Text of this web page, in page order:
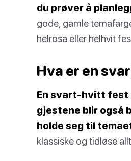
du prøver å
gode, gamle
helrosa eller helhvit
Hva er en
En svart-hvitt fest
gjestene blir også
holde seg til
klassiske og tidløse